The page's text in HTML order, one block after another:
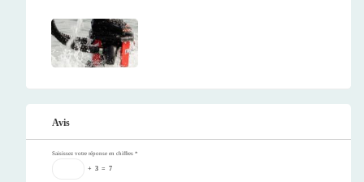
Avis
Saisissez votre réponse en chiffres *
+ 3 = 7